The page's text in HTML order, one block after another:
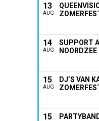
13
AUG
14
AUG
SUPPORT
15
AUG
DJ’S VAN
15